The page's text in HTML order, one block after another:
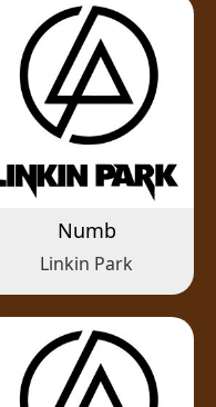
Numb
Linkin Park